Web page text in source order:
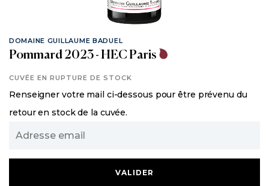
DOMAINE GUILLAUME BADUEL
Pommard 2023 - HEC Paris
CUVÉE EN RUPTURE DE STOCK
Renseigner votre mail ci-dessous pour être prévenu du
retour en stock de la cuvée.
Adresse